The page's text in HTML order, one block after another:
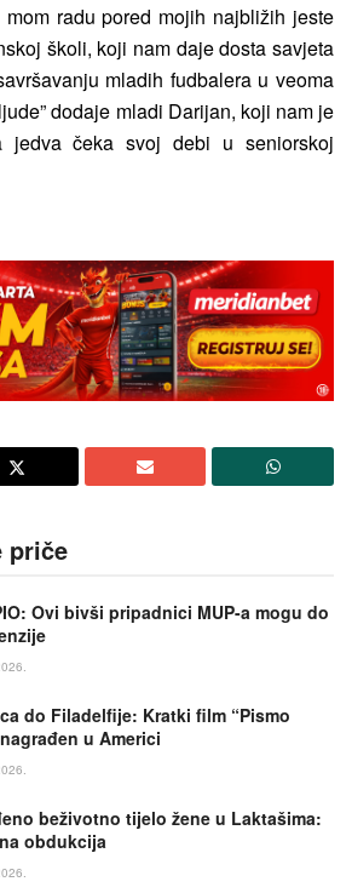
mom radu pored mojih najbližih jeste
školi, koji nam daje dosta savjeta
mladih fudbalera u veoma
dodaje mladi Darijan, koji nam je
jedva čeka svoj debi u seniorskoj
priče
Ovi bivši pripadnici MUP-a mogu do
do Filadelfije: Kratki film “Pismo
u Americi
beživotno tijelo žene u Laktašima:
obdukcija